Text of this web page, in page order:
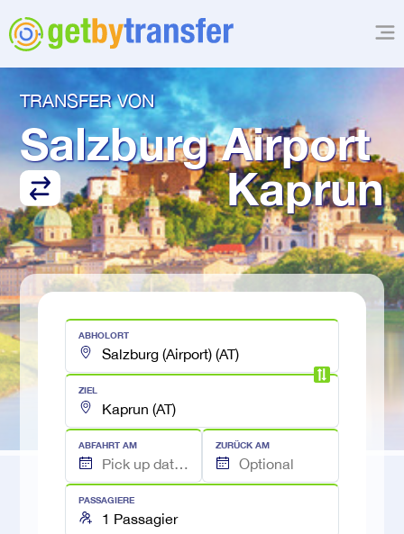
TRANSFER VON
Salzburg Airport
Kaprun
ABHOLORT
ZIEL
ABFAHRT AM ZURÜCK AM
PASSAGIERE